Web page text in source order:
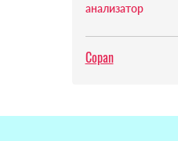
анализатор
Copan